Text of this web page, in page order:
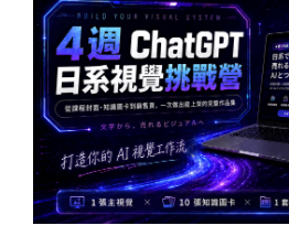
AI 職場應用｜NotebookLM
職場工作復盤術
職場思維與工作術｜時間管理
職場思維與工作術｜卡片盒筆